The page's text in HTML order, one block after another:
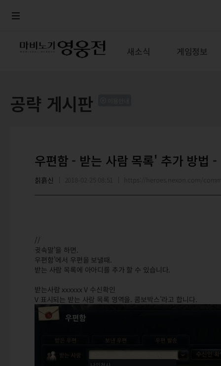
새소식 게임정보
공략 게시판
우편함 - 받는 사람 목록' 추가 방법 -
칡흙신
//
귓속말'을 하면.
우편함'에서 우편을 보낼때.
받는 사람 목록에 아아디를 추가 할 수 있습니다.
받는사람 xxxxxx V 수신확인
V 표시되는 받는 사람 목록 영역을. 콤보박스'라고 합니다.